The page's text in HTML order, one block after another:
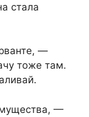
стала
—
тоже там.
—